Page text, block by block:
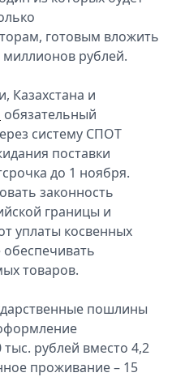
готовым вложить
рублей.
Казахстана и
обязательный
систему СПОТ
поставки
до 1 ноября.
законность
границы и
уплаты косвенных
товаров.
пошлины
рублей вместо 4,2
проживание – 15